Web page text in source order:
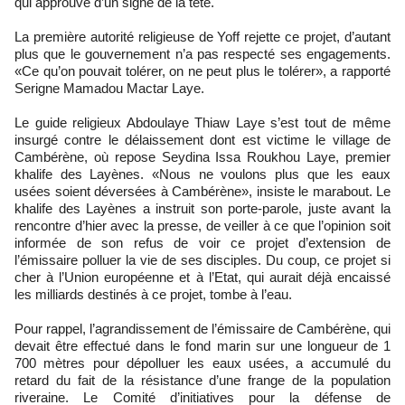
La première autorité religieuse de Yoff rejette ce projet, d’autant
plus que le gouvernement n’a pas respecté ses engagements.
«Ce qu’on pouvait tolérer, on ne peut plus le tolérer», a rapporté
Serigne Mamadou Mactar Laye.
Le guide religieux Abdoulaye Thiaw Laye s’est tout de même
insurgé contre le délaissement dont est victime le village de
Cambérène, où repose Seydina Issa Roukhou Laye, premier
khalife des Layènes. «Nous ne voulons plus que les eaux
usées soient déversées à Cambérène», insiste le marabout. Le
khalife des Layènes a instruit son porte-parole, juste avant la
rencontre d’hier avec la presse, de veiller à ce que l’opinion soit
informée de son refus de voir ce projet d’extension de
l’émissaire polluer la vie de ses disciples. Du coup, ce projet si
cher à l’Union européenne et à l’Etat, qui aurait déjà encaissé
les milliards destinés à ce projet, tombe à l’eau.
Pour rappel, l’agrandissement de l’émissaire de Cambérène, qui
devait être effectué dans le fond marin sur une longueur de 1
700 mètres pour dépolluer les eaux usées, a accumulé du
retard du fait de la résistance d’une frange de la population
riveraine. Le Comité d’initiatives pour la défense de